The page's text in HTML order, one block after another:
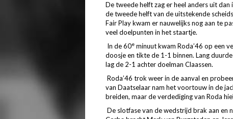
De tweede helft zag er heel anders uit
de tweede helft van de uitstekende
Fair Play kwam er nauwelijks nog aan te
veel doelpunten in het staartje.
In de 60e minuut kwam Roda’46 op een
doosje en tikte de 1-1 binnen. Lang
lag de 2-1 achter doelman Claassen.
Roda’46 trok weer in de aanval en
van Daatselaar nam het voortouw in de
breiden, maar de verdediging van Roda
De slotfase van de wedstrijd brak aan en